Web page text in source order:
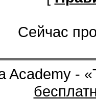
Сейчас
Academy -